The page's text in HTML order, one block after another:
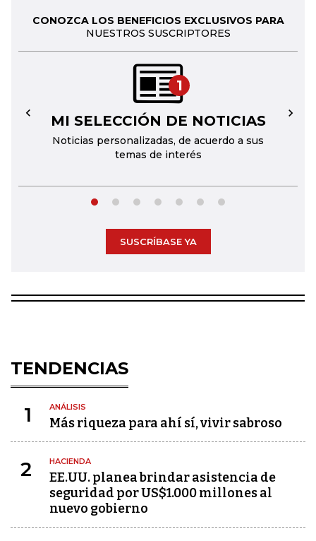
CONOZCA LOS BENEFICIOS EXCLUSIVOS PARA
NUESTROS SUSCRIPTORES
1
MI SELECCIÓN DE NOTICIAS
Noticias personalizadas, de acuerdo a sus
temas de interés
← →
SUSCRÍBASE YA
TENDENCIAS
1 ANÁLISIS
Más riqueza para ahí sí, vivir sabroso
2 HACIENDA
EE.UU. planea brindar asistencia de
seguridad por US$1.000 millones al
nuevo gobierno